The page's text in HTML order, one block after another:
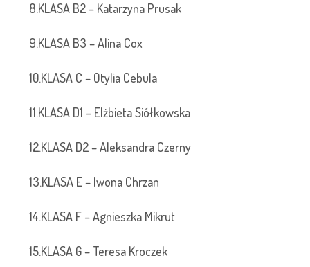
8.KLASA B2 – Katarzyna Prusak
9.KLASA B3 – Alina Cox
10.KLASA C – Otylia Cebula
11.KLASA D1 – Elżbieta Siółkowska
12.KLASA D2 – Aleksandra Czerny
13.KLASA E – Iwona Chrzan
14.KLASA F – Agnieszka Mikrut
15.KLASA G – Teresa Kroczek